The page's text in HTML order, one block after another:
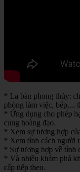
* La bàn phong thủy:
phòng làm việc, bếp,...
* Ứng dụng cho phép
cung hoàng đạo.
* Xem sự tương hợp
* Xem tính cách người
* Sự tương hợp về tính
* Và nhiều khám phá
cấp tiếp theo.